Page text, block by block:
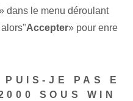
dans le menu déroulant
Accepter» pour enre
PUIS-JE PAS E
SOUS WIN